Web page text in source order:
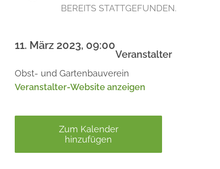
UNSER ORTBEREITS STATTGEFUNDEN.
11. März 2023, 09:00
Veranstalter
Obst- und Gartenbauverein
Veranstalter-Website anzeigen
Zum Kalender
hinzufügen